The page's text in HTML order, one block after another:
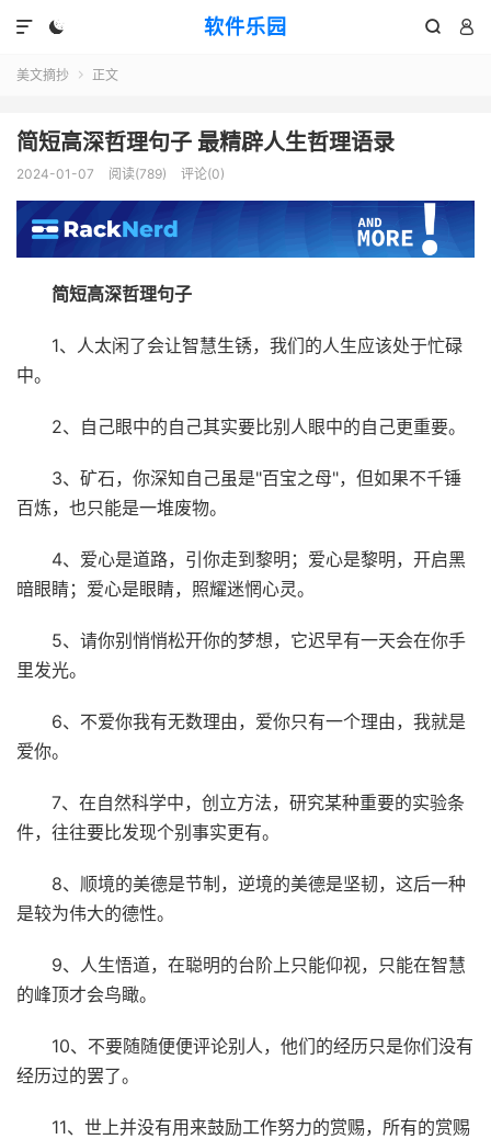
软件乐园 
 

美文摘抄  正文
简短高深哲理句子 最精辟人生哲理语录
2024-01-07 阅读(789) 评论(0)
简短高深哲理句子
1、人太闲了会让智慧生锈，我们的人生应该处于忙碌
中。
2、自己眼中的自己其实要比别人眼中的自己更重要。
3、矿石，你深知自己虽是"百宝之母"，但如果不千锤
百炼，也只能是一堆废物。
4、爱心是道路，引你走到黎明；爱心是黎明，开启黑
暗眼睛；爱心是眼睛，照耀迷惘心灵。
5、请你别悄悄松开你的梦想，它迟早有一天会在你手
里发光。
6、不爱你我有无数理由，爱你只有一个理由，我就是
爱你。
7、在自然科学中，创立方法，研究某种重要的实验条
件，往往要比发现个别事实更有。
8、顺境的美德是节制，逆境的美德是坚韧，这后一种
是较为伟大的德性。
9、人生悟道，在聪明的台阶上只能仰视，只能在智慧
的峰顶才会鸟瞰。
10、不要随随便便评论别人，他们的经历只是你们没有
经历过的罢了。
11、世上并没有用来鼓励工作努力的赏赐，所有的赏赐